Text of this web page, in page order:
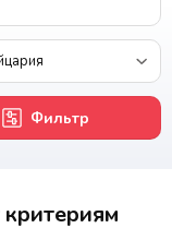
Фильтр
критериям